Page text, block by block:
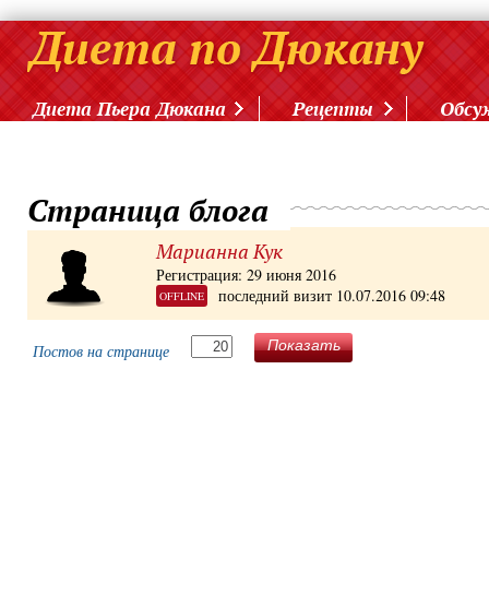
Диета Пьера Дюкана Рецепты
Страница блога
Марианна Кук
Регистрация: 29 июня 2016
OFFLINE последний визит 10.07.2016 09:48
Постов на странице Показать